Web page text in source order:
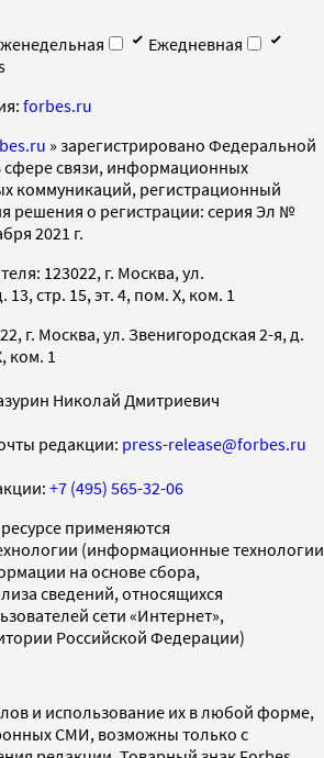
Ежедневная
forbes.ru
» зарегистрировано Федеральной
сфере связи, информационных
коммуникаций, регистрационный
решения о регистрации: серия Эл №
2021 г.
123022, г. Москва, ул.
стр. 15, эт. 4, пом. X, ком. 1
г. Москва, ул. Звенигородская 2-я, д.
ком. 1
Николай Дмитриевич
редакции: press-release@forbes.ru
+7 (495) 565-32-06
применяются
(информационные технологии
на основе сбора,
сведений, относящихся
сети «Интернет»,
Российской Федерации)
и использование их в любой форме,
СМИ, возможны только с